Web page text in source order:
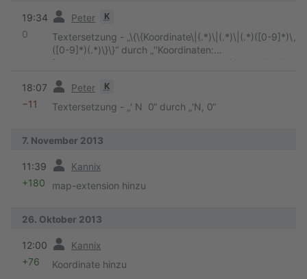
19:34 Peter K
0
Textersetzung - „\{\{Koordinate\|(.*)\|(.*)\|(.*)([0-9]*)\,
([0-9]*)(.*)\}\}“ durch „''Koordinaten:
[http://www.skipperguide.de/extension/OSeaMRedire
18:07 Peter K
−11 Textersetzung - „' N 0“ durch „'N, 0“
7. November 2013
11:39 Kannix
+180 map-extension hinzu
26. Oktober 2013
12:00 Kannix
+76 Koordinate hinzu